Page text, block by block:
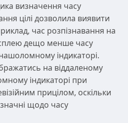
визначення часу
цілі дозволила виявити
час розпізнавання на
дещо менше часу
індикаторі.
на віддаленому
індикаторі при
прицілом, оскільки
щодо часу